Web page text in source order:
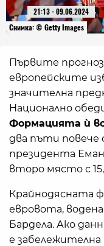
21:13 - 09.06.2024
Снимка: © Getty Images
Първите
европейските
значителна
Национално
Формацията ѝ
два пъти повече
президента
второ място с
Крайнодясната
евровота,
Бардела. Ако
е забележителна